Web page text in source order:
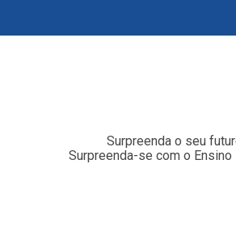
Surpreenda o seu
Surpreenda-se com o Ensino